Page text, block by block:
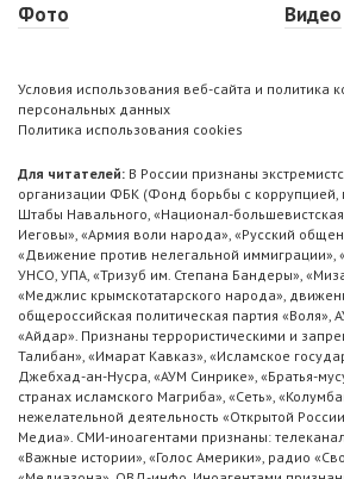
Фото
Видео
Условия использования веб-сайта и политика
персональных данных
Политика использования cookies
Для читателей: В России признаны
организации ФБК (Фонд борьбы с коррупцией,
Штабы Навального, «Национал-
Иеговы», «Армия воли народа», «Русский
«Движение против нелегальной иммиграции»,
УНСО, УПА, «Тризуб им. Степана Бандеры»,
«Меджлис крымскотатарского народа»,
общероссийская политическая партия «Воля»,
«Айдар». Признаны террористическими и
Талибан», «Имарат Кавказ», «Исламское
Джебхад-ан-Нусра, «АУМ Синрике», «Братья-
странах исламского Магриба», «Сеть»,
нежелательной деятельность «Открытой
Медиа». СМИ-иноагентами признаны:
«Важные истории», «Голос Америки», радио